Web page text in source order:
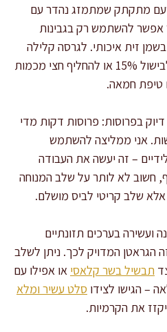
מתקתק שמתמזג נהדר עם
אפשר להשתמש רק בגבינות
זית איכותי. לגרסה קלילה
יותר, ניתן להשתמש בשמנת לבישול 15% או להחליף חצי מכמות
טיפת חמאה.
בפרוסות: פרוסות דקות מדי
אני ממליצה להשתמש
– זה יעשה את העבודה
חשוב לא לותר על שלב המנוחה
שלב קריטי לביס מושלם.
בערכים תזונתיים
המדויק לכך. ניתן לשלב
תבשיל בשר קלאסי או אפילו עם
– הגישו לצידו סלט עשיר ומלא
את הקרמיות.